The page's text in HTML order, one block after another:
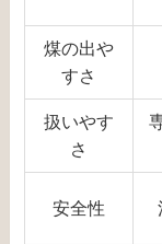
煤の出や
すさ
扱いやす
さ
安全性